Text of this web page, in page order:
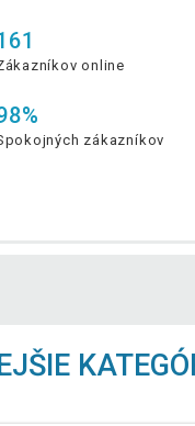
online
zákazníkov